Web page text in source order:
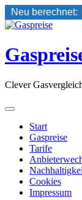
Neu berechnet:
Skip
content
Clever
Start
Gaspreise
Tarife
Cookies
Impressum